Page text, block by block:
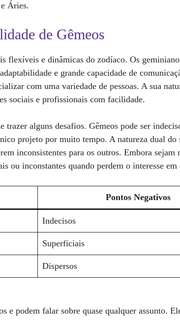
Áries.
de Gêmeos
flexíveis e dinâmicas do zodíaco. Os
e grande capacidade de
com uma variedade de pessoas. A sua
sociais e profissionais com facilidade.
trazer alguns desafios. Gêmeos pode ser
projeto por muito tempo. A natureza dual do
inconsistentes para os outros. Embora sejam
ou inconstantes quando perdem o interesse
Pontos Negativos
Indecisos
Superficiais
Dispersos
e podem falar sobre quase qualquer assunto.